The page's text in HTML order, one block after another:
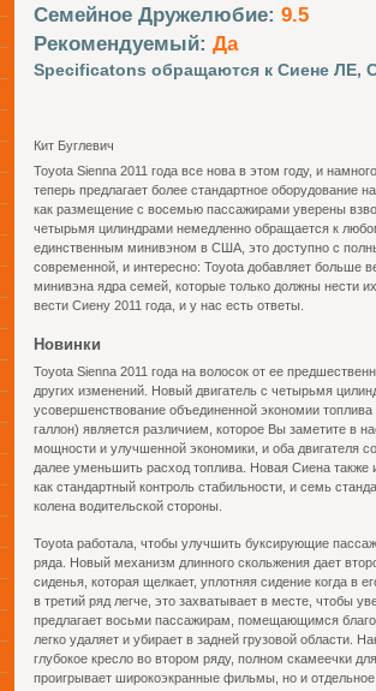
Семейное Дружелюбие: 9.5
Рекомендуемый: Да
Specificatons обращаются к Сиене ЛЕ,
Кит Буглевич
Toyota Sienna 2011 года все нова в этом году, и
теперь предлагает более стандартное
как размещение с восемью пассажирами уверены
четырьмя цилиндрами немедленно обращается к
единственным минивэном в США, это доступно с
современной, и интересно: Toyota добавляет больше
минивэна ядра семей, которые только должны нести
вести Сиену 2011 года, и у нас есть ответы.
Новинки
Toyota Sienna 2011 года на волосок от ее
других изменений. Новый двигатель с четырьмя
усовершенствование объединенной экономии
галлон) является различием, которое Вы заметите в
мощности и улучшенной экономики, и оба двигателя
далее уменьшить расход топлива. Новая Сиена
как стандартный контроль стабильности, и семь
колена водительской стороны.
Toyota работала, чтобы улучшить буксирующие
ряда. Новый механизм длинного скольжения дает
сиденья, которая щелкает, уплотняя сидение когда в
в третий ряд легче, это захватывает в месте, чтобы
предлагает восьми пассажирам, помещающимся
легко удаляет и убирает в задней грузовой области.
глубокое кресло во втором ряду, полном скамеечки
проигрывает широкоэкранные фильмы, но и